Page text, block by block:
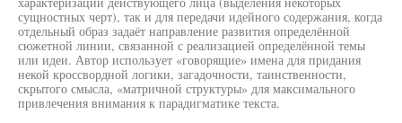
сущностных черт), так и для передачи идейного содержания, когда
отдельный образ задаёт направление развития определённой
сюжетной линии, связанной с реализацией определённой темы
или идеи. Автор использует «говорящие» имена для придания
некой кроссвордной логики, загадочности, таинственности,
скрытого смысла, «матричной структуры» для максимального
привлечения внимания к парадигматике текста.